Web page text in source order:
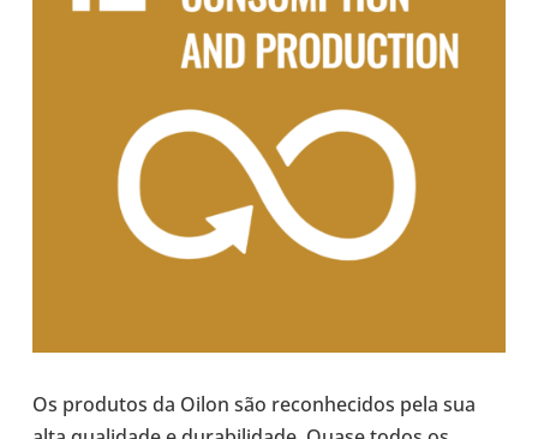
Os pro­du­tos da Oilon são reco­nhe­ci­dos pela sua